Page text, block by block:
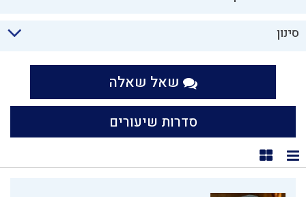
סינון
שאל שאלה
סדרות שיעורים
תצוגת רשימה
תצוגת קוביות